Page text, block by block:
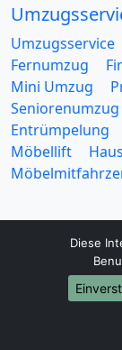
Umzugsservice
Fernumzug
Mini Umzug
Seniorenumzug
Entrümpelung
Möbellift
Europa-
Umzug von
Umzug von
Diese